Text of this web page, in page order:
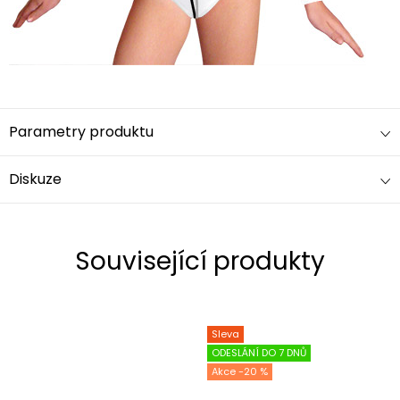
Parametry produktu
Diskuze
Související produkty
Sleva
ODESLÁNÍ DO 7 DNŮ
-20 %